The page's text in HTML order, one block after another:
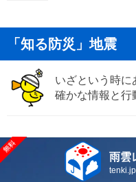
「知る防災」地震
いざという時に
確かな情報と行
雨雲